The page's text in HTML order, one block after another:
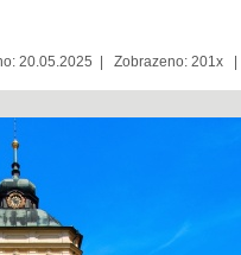
20.05.2025 | Zobrazeno: 201x